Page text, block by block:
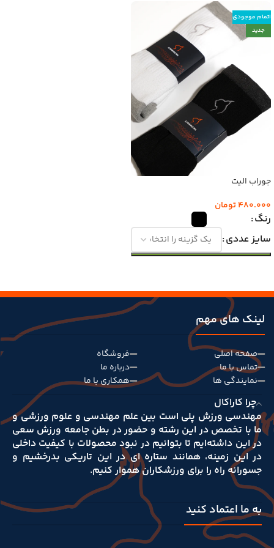
اتمام موجودی
جدید
جوراب الیت
480.000تومان
رنگ
سایز عددی
لینک های مهم
صفحه اصلی
تماس با ما
نمایندگی ها
فروشگاه
درباره ما
همکاری با ما
چرا کاراکال
مهندسی ورزش پلی است بین علم مهندسی و علوم‌ ورزشی و
ما با تخصص در این رشته و حضور در بطن جامعه ورزش سعی
در این داشته‌ایم تا بتوانیم در نبود محصولات با کیفیت داخلی
در این زمینه، همانند ستاره ای در این تاریکی بدرخشیم و
جسورانه راه را برای ورزشکاران هموار کنیم.
به ما اعتماد کنید